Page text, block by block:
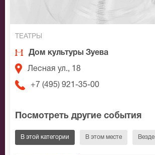
ТЕАТРЫ
Дом культуры Зуева
Лесная ул., 18
+7 (495) 921-35-00
Посмотреть другие события
В этой категории В этом месте Везде